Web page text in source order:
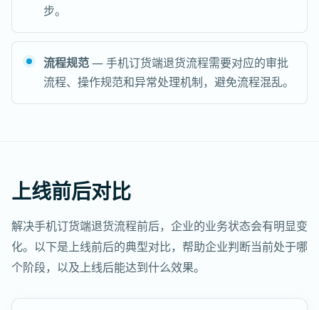
步。
流程规范— 手机订货端退货流程需要对应的审批
流程、操作规范和异常处理机制，避免流程混乱。
上线前后对比
解决手机订货端退货流程前后，企业的业务状态会有明显变
化。以下是上线前后的典型对比，帮助企业判断当前处于哪
个阶段，以及上线后能达到什么效果。